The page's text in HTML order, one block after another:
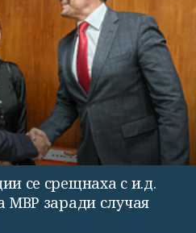
се срещнаха с и.д.
МВР заради случая